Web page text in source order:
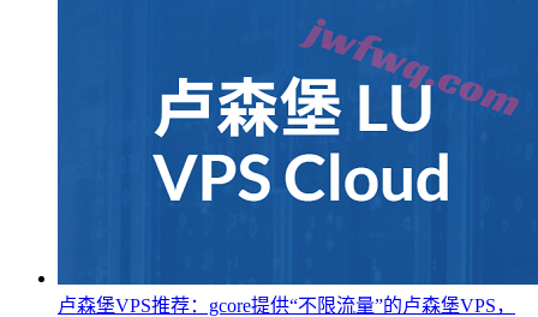
卢森堡VPS推荐：gcore提供“不限流量”的卢森堡VPS，